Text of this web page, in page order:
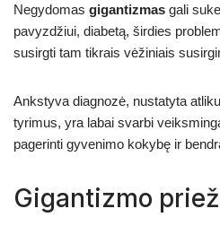
Negydomas gigantizmas gali
pavyzdžiui, diabetą, širdies
susirgti tam tikrais vėžiniais
Ankstyva diagnozė, nustatyta
tyrimus, yra labai svarbi
pagerinti gyvenimo kokybę ir
Gigantizmo